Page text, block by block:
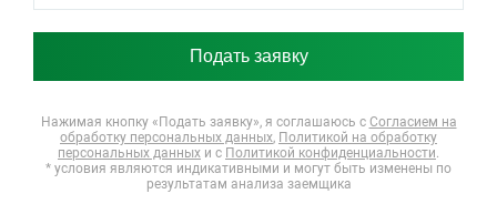
Нажимая кнопку «Подать заявку», я соглашаюсь с Согласием на
обработку персональных данных, Политикой на обработку
персональных данных и с Политикой конфиденциальности.
* условия являются индикативными и могут быть изменены по
результатам анализа заемщика